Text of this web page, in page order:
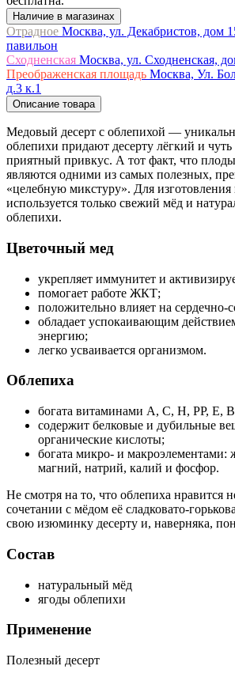
Наличие в магазинах
Отрадное Москва, ул. Декабристов, дом
павильон
Сходненская Москва, ул. Сходненская,
Преображенская площадь Москва, Ул.
д.3 к.1
Описание товара
Медовый десерт с облепихой —
облепихи придают десерту лёгкий и чуть
приятный привкус. А тот факт, что плоды
являются одними из самых полезных,
«целебную микстуру». Для изготовления
используется только свежий мёд и
облепихи.
Цветочный мед
укрепляет иммунитет и
помогает работе ЖКТ;
положительно влияет на сердечно-
обладает успокаивающим
энергию;
легко усваивается организмом.
Облепиха
богата витаминами А, С, Н, РР, Е,
содержит белковые и дубильные
органические кислоты;
богата микро- и макроэлементами:
магний, натрий, калий и фосфор.
Не смотря на то, что облепиха нравится
сочетании с мёдом её сладковато-
свою изюминку десерту и, наверняка,
Состав
натуральный мёд
ягоды облепихи
Применение
Полезный десерт